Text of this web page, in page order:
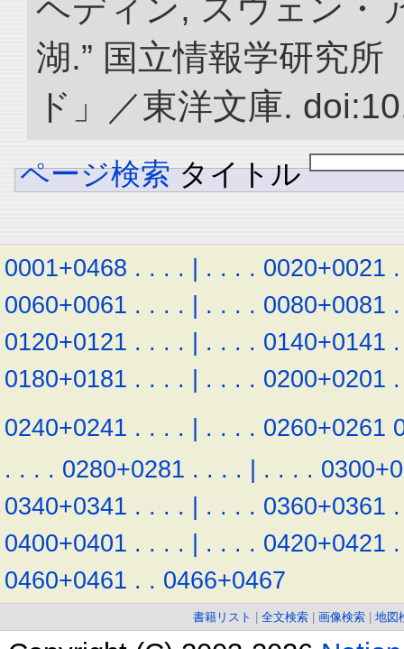
ヘディン, スウェン・
湖.” 国立情報学研究
ド」／東洋文庫.
ページ検索 タイトル
0001+0468 . . . . | . . . . 0020+0021 .
0060+0061 . . . . | . . . . 0080+0081 .
0120+0121 . . . . | . . . . 0140+0141 .
0180+0181 . . . . | . . . . 0200+0201 .
0240+0241 . . . . | . . . . 0260+0261
. . . . 0280+0281 . . . . | . . . .
0340+0341 . . . . | . . . . 0360+0361 .
0400+0401 . . . . | . . . . 0420+0421 .
0460+0461 . . 0466+0467
書籍リスト 全文検索 画像検索 地図